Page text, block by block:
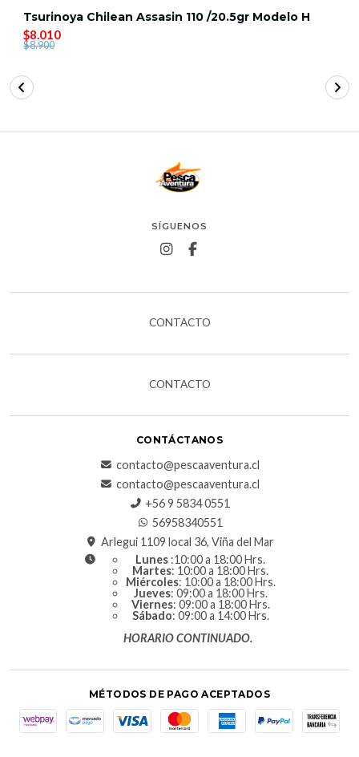
Tsurinoya Chilean Assasin 110 /20.5gr Modelo H
$8.010
$8.900
SÍGUENOS
CONTACTO
CONTACTO
CONTÁCTANOS
contacto@pescaaventura.cl
contacto@pescaaventura.cl
+56 9 5834 0551
56958340551
Arlegui 1109 local 36, Viña del Mar
Lunes :10:00 a 18:00 Hrs.
Martes: 10:00 a 18:00 Hrs.
Miércoles: 10:00 a 18:00 Hrs.
Jueves: 09:00 a 18:00 Hrs.
Viernes: 09:00 a 18:00 Hrs.
Sábado: 09:00 a 14:00 Hrs.
HORARIO CONTINUADO.
MÉTODOS DE PAGO ACEPTADOS